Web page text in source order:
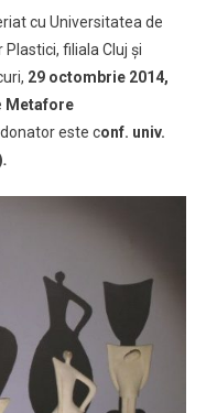
„Metafore
inaugurată
Muzeul
cu Universitatea de
filiala Cluj şi
29 octombrie 2014,
Metafore
este conf. univ.
.